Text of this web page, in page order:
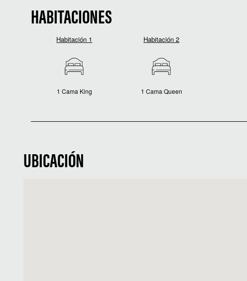
HABITACIONES
Habitación 1
1 Cama King
Habitación 2
1 Cama Queen
UBICACIÓN